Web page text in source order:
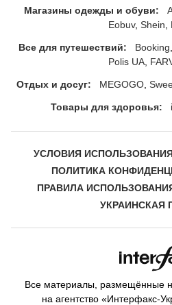
Магазины одежды и обуви:
Eobuv Shein
Все для путешествий: Booking
Polis UA
Отдых и досуг: MEGOGO
Товары для здоровья:
УСЛОВИЯ
ПОЛИТИКА
ПРАВИЛА
УКРАИНСКАЯ
Все материалы, размещённые
на агентство «Интерфакс-